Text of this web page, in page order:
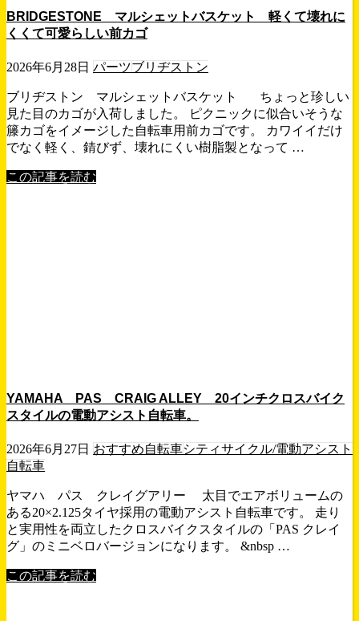
BRIDGESTONE マルシェットバスケット 軽くて壊れに
くくて可愛らしい前カゴ
2026年6月28日 パーツブリヂストン
ブリヂストン マルシェットバスケット ちょっと珍しい
見た目のカゴが入荷しました。 ピクニックに似合いそうな
籐カゴをイメージした自転車用前カゴです。 カワイイだけ
でなく軽く、錆びず、壊れにくい樹脂製となって …
この記事を読む
YAMAHA PAS CRAIG ALLEY 20インチクロスバイク
スタイルの電動アシスト自転車。
2026年6月27日 おすすめ自転車シティサイクル/電動アシスト
自転車
ヤマハ パス クレイグアリー 太目でエアボリュームの
ある20×2.125タイヤ採用の電動アシスト自転車です。 走り
と実用性を両立したクロスバイクスタイルの「PAS クレイ
グ」のミニベロバージョンになります。 &nbsp …
この記事を読む